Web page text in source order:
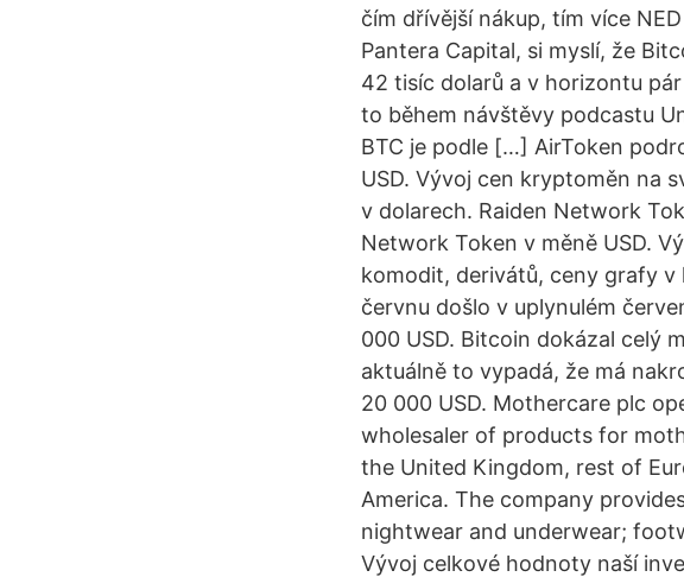
čím dřívější nákup, tím více
Pantera Capital, si myslí, že
42 tisíc dolarů a v horizontu
to během návštěvy podcastu
BTC je podle […] AirToken
USD. Vývoj cen kryptoměn na
v dolarech. Raiden Network
Network Token v měně USD.
komodit, derivátů, ceny grafy v
červnu došlo v uplynulém
000 USD. Bitcoin dokázal celý
aktuálně to vypadá, že má
20 000 USD. Mothercare plc
wholesaler of products for
the United Kingdom, rest of
America. The company
nightwear and underwear;
Vývoj celkové hodnoty naší